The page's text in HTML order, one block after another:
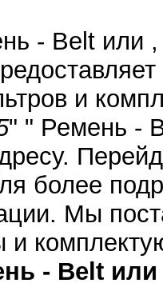
- Belt или
и
" " Ремень -
более
Мы
и
- Belt или